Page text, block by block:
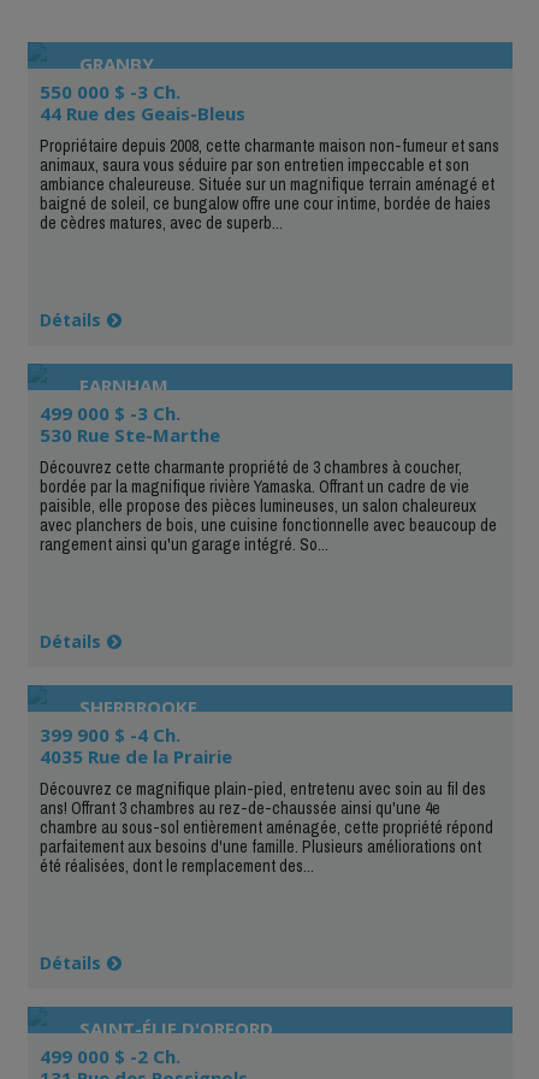
GRANBY
550 000 $ -3 Ch.
44 Rue des Geais-Bleus
Propriétaire depuis 2008, cette charmante maison non-fumeur et sans
animaux, saura vous séduire par son entretien impeccable et son
ambiance chaleureuse. Située sur un magnifique terrain aménagé et
baigné de soleil, ce bungalow offre une cour intime, bordée de haies
de cèdres matures, avec de superb...
Détails
FARNHAM
499 000 $ -3 Ch.
530 Rue Ste-Marthe
Découvrez cette charmante propriété de 3 chambres à coucher,
bordée par la magnifique rivière Yamaska. Offrant un cadre de vie
paisible, elle propose des pièces lumineuses, un salon chaleureux
avec planchers de bois, une cuisine fonctionnelle avec beaucoup de
rangement ainsi qu'un garage intégré. So...
Détails
SHERBROOKE
399 900 $ -4 Ch.
4035 Rue de la Prairie
Découvrez ce magnifique plain-pied, entretenu avec soin au fil des
ans! Offrant 3 chambres au rez-de-chaussée ainsi qu'une 4e
chambre au sous-sol entièrement aménagée, cette propriété répond
parfaitement aux besoins d'une famille. Plusieurs améliorations ont
été réalisées, dont le remplacement des...
Détails
SAINT-ÉLIE D'ORFORD
499 000 $ -2 Ch.